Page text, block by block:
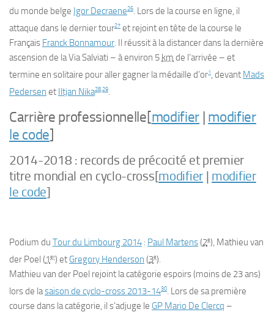
du monde belge Igor Decraene26. Lors de la course en ligne, il
attaque dans le dernier tour27 et rejoint en tête de la course le
Français Franck Bonnamour. Il réussit à la distancer dans la dernière
ascension de la Via Salviati – à environ 5 km de l’arrivée – et
termine en solitaire pour aller gagner la médaille d’or1, devant Mads
Pedersen et Iltjan Nika2829.
Carrière professionnelle[modifier | modifier
le code]
2014-2018 : records de précocité et premier
titre mondial en cyclo-cross[modifier| modifier
le code]
Podium du Tour du Limbourg 2014 : Paul Martens(2e), Mathieu van
der Poel (1er) et Gregory Henderson (3e).
Mathieu van der Poel rejoint la catégorie espoirs (moins de 23 ans)
lors de lasaison de cyclo-cross 2013-1430. Lors de sa première
course dans la catégorie, il s’adjuge le GP Mario De Clercq –